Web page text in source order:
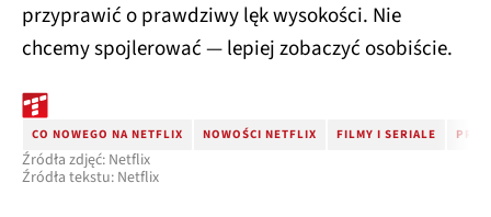
przyprawić o prawdziwy lęk wysokości. Nie
chcemy spojlerować — lepiej zobaczyć osobiście.
CO NOWEGO NA NETFLIX NOWOŚCI NETFLIX FILMY I SERIALE
Źródła zdjęć: Netflix
Źródła tekstu: Netflix